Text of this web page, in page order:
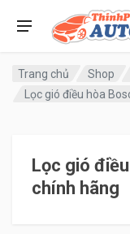
Trang chủ Shop
Lọc gió điều hòa
Lọc gió
chính hãng